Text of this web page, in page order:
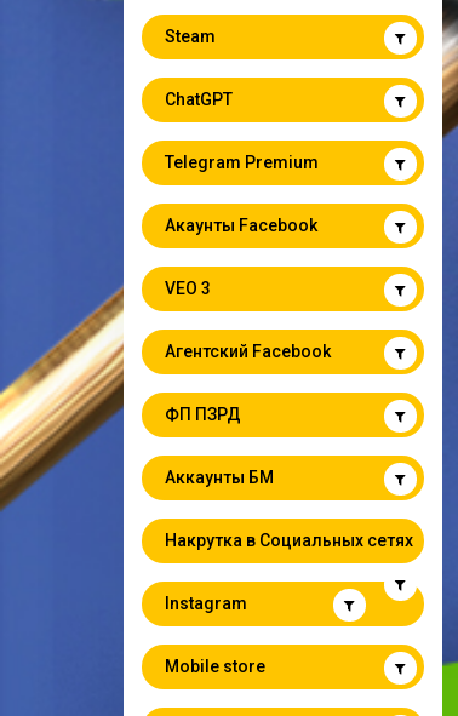
Steam
ChatGPT
Telegram Premium
Акаунты Facebook
VEO 3
Агентский Facebook
ФП ПЗРД
Аккаунты БМ
Накрутка в Социальных сетях
Instagram
Mobile store